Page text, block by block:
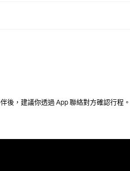
後，建議你透過 App 聯絡對方確認行程。